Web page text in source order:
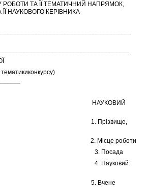
РОБОТИ ТА ЇЇ ТЕМАТИЧНИЙ НАПРЯМОК,
НАУКОВОГО КЕРІВНИКА
тематикиконкурсу)
НАУКОВИЙ
ім’я, 1. Прізвище,
2. Місце роботи
вищого 3. Посада
закладу, 4. Науковий
5. Вчене